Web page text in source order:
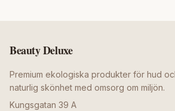
Beauty Deluxe
Premium ekologiska produkter för hud
naturlig skönhet med omsorg om miljön.
Kungsgatan 39 A